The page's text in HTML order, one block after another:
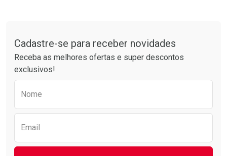
Cadastre-se para receber novidades
Receba as melhores ofertas e super descontos
exclusivos!
Nome
Email